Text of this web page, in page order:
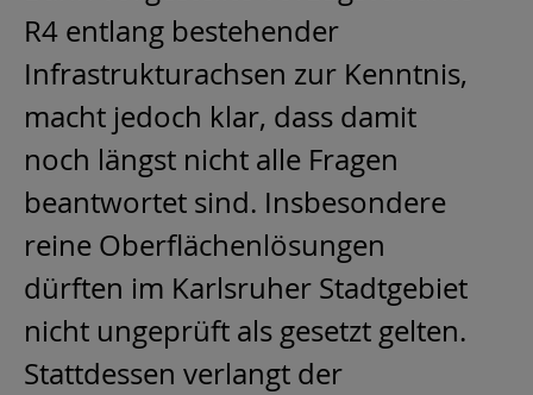
R4 entlang bestehender
Infrastrukturachsen zur Kenntnis,
macht jedoch klar, dass damit
noch längst nicht alle Fragen
beantwortet sind. Insbesondere
reine Oberflächenlösungen
dürften im Karlsruher Stadtgebiet
nicht ungeprüft als gesetzt gelten.
Stattdessen verlangt der